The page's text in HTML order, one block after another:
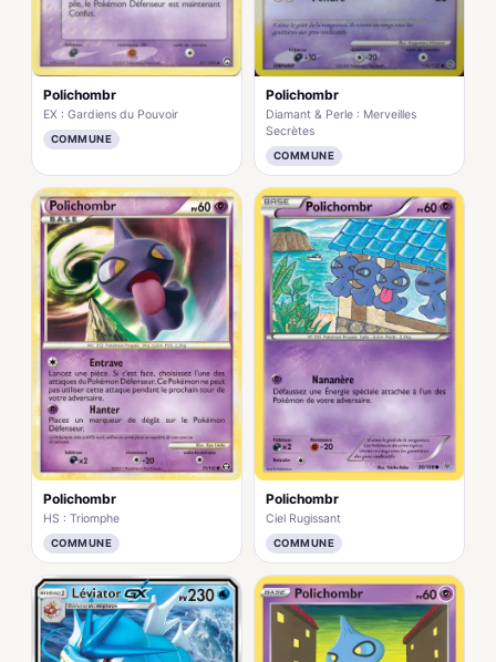
Polichombr
EX : Gardiens du Pouvoir
COMMUNE
Polichombr
Diamant & Perle : Merveilles
Secrètes
COMMUNE
Polichombr
HS : Triomphe
COMMUNE
Polichombr
Ciel Rugissant
COMMUNE